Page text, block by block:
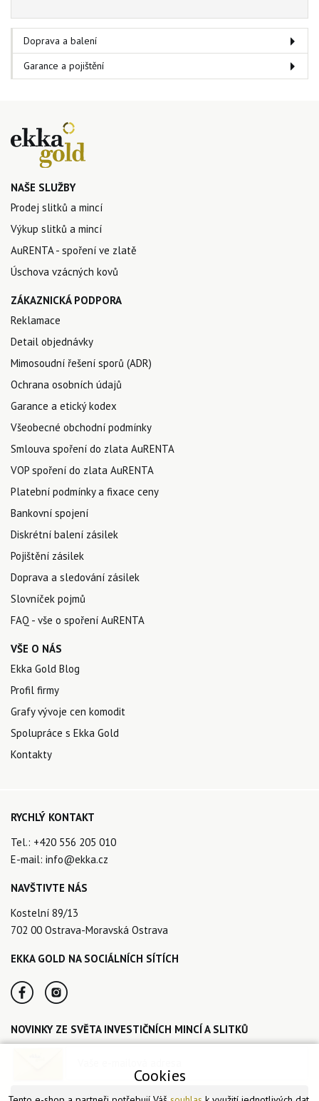
Doprava a balení
Garance a pojištění
NAŠE SLUŽBY
Prodej slitků a mincí
Výkup slitků a mincí
AuRENTA - spoření ve zlatě
Úschova vzácných kovů
ZÁKAZNICKÁ PODPORA
Reklamace
Detail objednávky
Mimosoudní řešení sporů (ADR)
Ochrana osobních údajů
Garance a etický kodex
Všeobecné obchodní podmínky
Smlouva spoření do zlata AuRENTA
VOP spoření do zlata AuRENTA
Platební podmínky a fixace ceny
Bankovní spojení
Diskrétní balení zásilek
Pojištění zásilek
Doprava a sledování zásilek
Slovníček pojmů
FAQ - vše o spoření AuRENTA
VŠE O NÁS
Ekka Gold Blog
Profil firmy
Grafy vývoje cen komodit
Spolupráce s Ekka Gold
Kontakty
RYCHLÝ KONTAKT
Tel.: +420 556 205 010
E-mail: info@ekka.cz
NAVŠTIVTE NÁS
Kostelní 89/13
702 00 Ostrava-Moravská Ostrava
EKKA GOLD NA SOCIÁLNÍCH SÍTÍCH
NOVINKY ZE SVĚTA INVESTIČNÍCH MINCÍ A SLITKŮ
Cookies